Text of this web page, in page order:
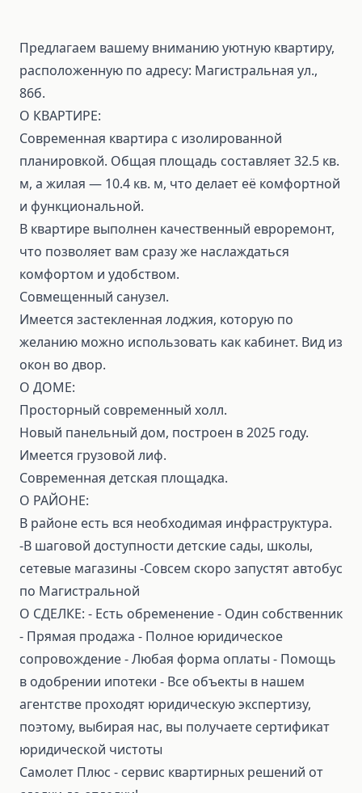
Предлагаем вашему вниманию уютную квартиру,
расположенную по адресу: Магистральная ул.,
86б.
О КВАРТИРЕ:
Современная квартира с изолированной
планировкой. Общая площадь составляет 32.5 кв.
м, а жилая — 10.4 кв. м, что делает её комфортной
и функциональной.
В квартире выполнен качественный евроремонт,
что позволяет вам сразу же наслаждаться
комфортом и удобством.
Совмещенный санузел.
Имеется застекленная лоджия, которую по
желанию можно использовать как кабинет. Вид из
окон во двор.
О ДОМЕ:
Просторный современный холл.
Новый панельный дом, построен в 2025 году.
Имеется грузовой лиф.
Современная детская площадка.
О РАЙОНЕ:
В районе есть вся необходимая инфраструктура.
-В шаговой доступности детские сады, школы,
сетевые магазины -Совсем скоро запустят автобус
по Магистральной
О СДЕЛКЕ: ⁃ Есть обременение ⁃ Один собственник
⁃ Прямая продажа ⁃ Полное юридическое
сопровождение ⁃ Любая форма оплаты ⁃ Помощь
в одобрении ипотеки ⁃ Все объекты в нашем
агентстве проходят юридическую экспертизу,
поэтому, выбирая нас, вы получаете сертификат
юридической чистоты
Самолет Плюс - сервис квартирных решений от